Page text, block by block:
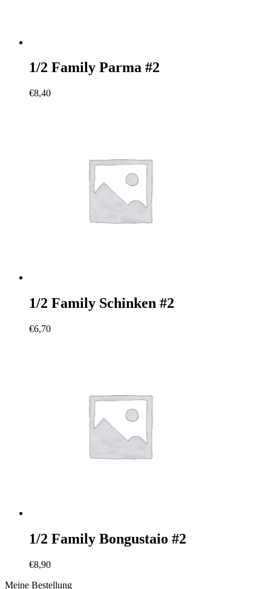
1/2 Family Parma #2
€8,40
1/2 Family Schinken #2
€6,70
1/2 Family Bongustaio #2
€8,90
Meine Bestellung